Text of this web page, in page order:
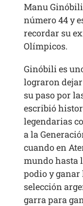
Manu
número 44 y
recordar su
Olímpicos.
Ginóbili es
lograron
su paso por
escribió
legendarias
a la
cuando en
mundo hasta
podio y ganar
selección
garra para